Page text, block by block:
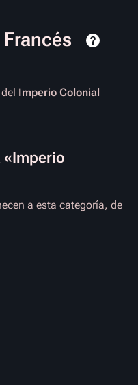
Imperio Colonial
«Imperio
a esta categoría, de